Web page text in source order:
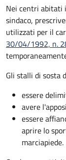
Nei centri abitati
sindaco,
utilizzati per il
30/04/1992, n.
Gli stalli di sosta
essere
avere
essere
aprire lo
marciapiede.